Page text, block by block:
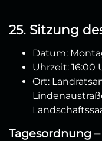
25. Sitzung
Datum:
Uhrzeit: 16:00
Ort:
Tagesordnung